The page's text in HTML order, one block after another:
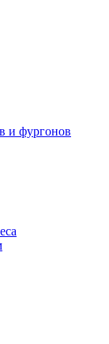
и фургонов